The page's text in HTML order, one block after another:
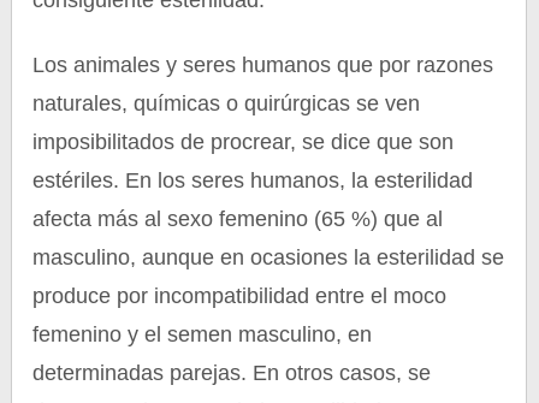
Los animales y seres humanos que por razones
naturales, químicas o quirúrgicas se ven
imposibilitados de procrear, se dice que son
estériles. En los seres humanos, la esterilidad
afecta más al sexo femenino (65 %) que al
masculino, aunque en ocasiones la esterilidad se
produce por incompatibilidad entre el moco
femenino y el semen masculino, en
determinadas parejas. En otros casos, se